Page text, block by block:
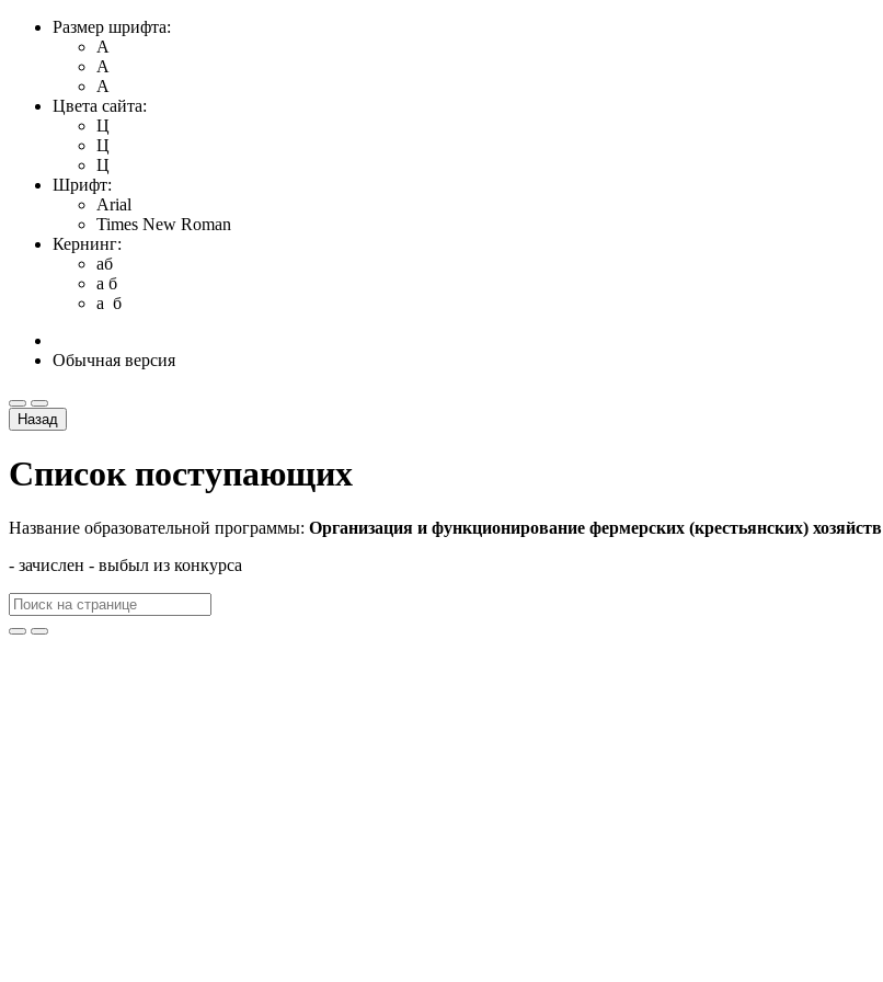
Размер шрифта:
A
A
A
Цвета сайта:
Ц
Ц
Ц
Шрифт:
Arial
Times New Roman
Кернинг:
aб
a б
a б
Обычная версия
Назад
Список поступающих
Название образовательной программы: Организация и функционирование фермерских (крестьянских) хозяйств
- зачислен - выбыл из конкурса